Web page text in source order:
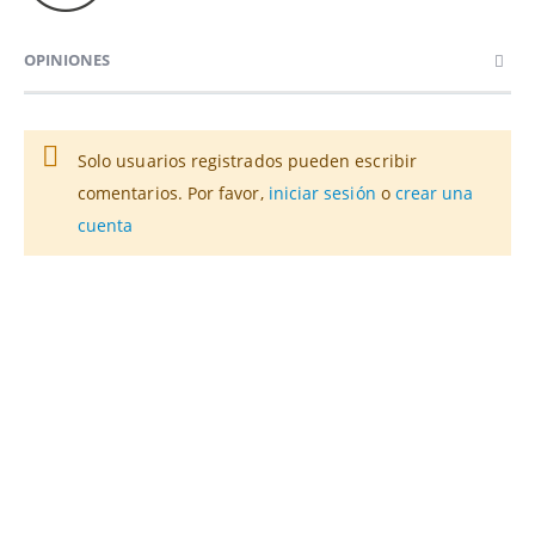
OPINIONES
Solo usuarios registrados pueden escribir
comentarios. Por favor, iniciar sesión o crear una
cuenta